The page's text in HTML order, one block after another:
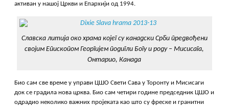
активан у нашој Цркви и Епархији од 1994.
Славска литија око храма којег су канадски Срби предвођени
својим Епископом Георгијем подигли Богу и роду – Мисисага,
Онтарио, Канада
Био сам све време у управи ЦШО Свети Сава у Торонту и Мисисаги
док се градила нова црква. Био сам четири године председник ЦШО и
одрадио неколико важних пројеката као што су фреске и гранитни